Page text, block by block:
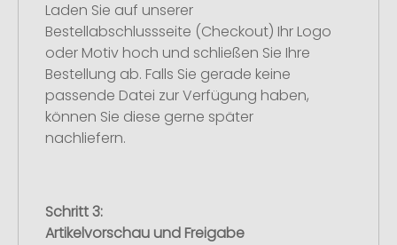
Laden Sie auf unserer
Bestellabschlussseite (Checkout) Ihr Logo
oder Motiv hoch und schließen Sie Ihre
Bestellung ab. Falls Sie gerade keine
passende Datei zur Verfügung haben,
können Sie diese gerne später
nachliefern.
Schritt 3:
Artikelvorschau und Freigabe